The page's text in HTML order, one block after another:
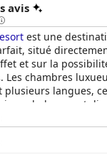
avis
est une
situé
et sur la
Les chambres
plusieurs langues,
xxl plongeant